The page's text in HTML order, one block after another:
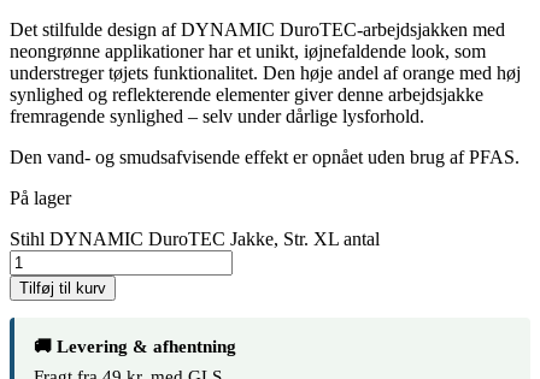
Det stilfulde design af DYNAMIC DuroTEC-arbejdsjakken med
neongrønne applikationer har et unikt, iøjnefaldende look, som
understreger tøjets funktionalitet. Den høje andel af orange med høj
synlighed og reflekterende elementer giver denne arbejdsjakke
fremragende synlighed – selv under dårlige lysforhold.
Den vand- og smudsafvisende effekt er opnået uden brug af PFAS.
På lager
Stihl DYNAMIC DuroTEC Jakke, Str. XL antal
Tilføj til kurv
🚚 Levering & afhentning